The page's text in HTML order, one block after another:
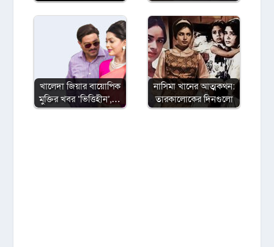
খালেদা জিয়ার বায়োপিক
মুক্তির খবর ‘ভিত্তিহীন’,…
নাসিমা খানের আত্মকথন:
তারকালোকের দিনগুলো